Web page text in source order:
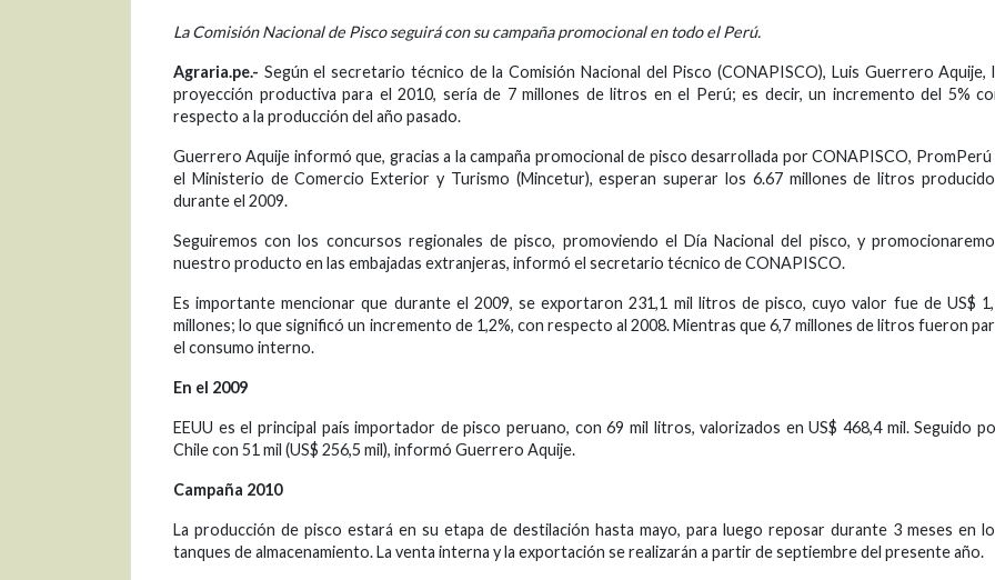
La Comisión Nacional de Pisco seguirá con su campaña promocional en todo el Perú.
Agraria.pe.- Según el secretario técnico de la Comisión Nacional del Pisco (CONAPISCO), Luis Guerrero Aquije,
proyección productiva para el 2010, sería de 7 millones de litros en el Perú; es decir, un incremento del 5%
respecto a la producción del año pasado.
Guerrero Aquije informó que, gracias a la campaña promocional de pisco desarrollada por CONAPISCO, PromPerú
el Ministerio de Comercio Exterior y Turismo (Mincetur), esperan superar los 6.67 millones de litros
durante el 2009.
Seguiremos con los concursos regionales de pisco, promoviendo el Día Nacional del pisco, y
nuestro producto en las embajadas extranjeras, informó el secretario técnico de CONAPISCO.
Es importante mencionar que durante el 2009, se exportaron 231,1 mil litros de pisco, cuyo valor fue de US$
millones; lo que significó un incremento de 1,2%, con respecto al 2008. Mientras que 6,7 millones de litros fueron
el consumo interno.
En el 2009
EEUU es el principal país importador de pisco peruano, con 69 mil litros, valorizados en US$ 468,4 mil. Seguido
Chile con 51 mil (US$ 256,5 mil), informó Guerrero Aquije.
Campaña 2010
La producción de pisco estará en su etapa de destilación hasta mayo, para luego reposar durante 3 meses en
tanques de almacenamiento. La venta interna y la exportación se realizarán a partir de septiembre del presente año.